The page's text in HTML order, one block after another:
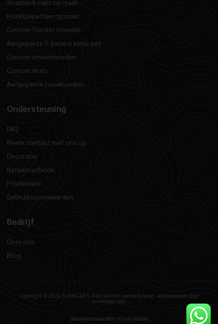
Snapback caps op maat
Honkbalpetten op maat
Custom Trucker Hoeden
Aangepaste 5-paneel kamp pet
Custom emmerhoeden
Custom muts
Aangepaste touwhoeden
Ondersteuning
FAQ
Neem contact met ons op
Decoratie
Betaalmethode
Privébeleid
Gebruiksvoorwaarden
Bedrijf
Over ons
Blog
Copyright © 2024 SUMKCAPS, Alle rechten voorbehouden. Aangedreven door
sumkcaps.com.
Servicevoorwaarden Privacybeleid